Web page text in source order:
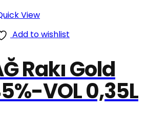
View
Add to wishlist
Rakı Gold
VOL 0,35L